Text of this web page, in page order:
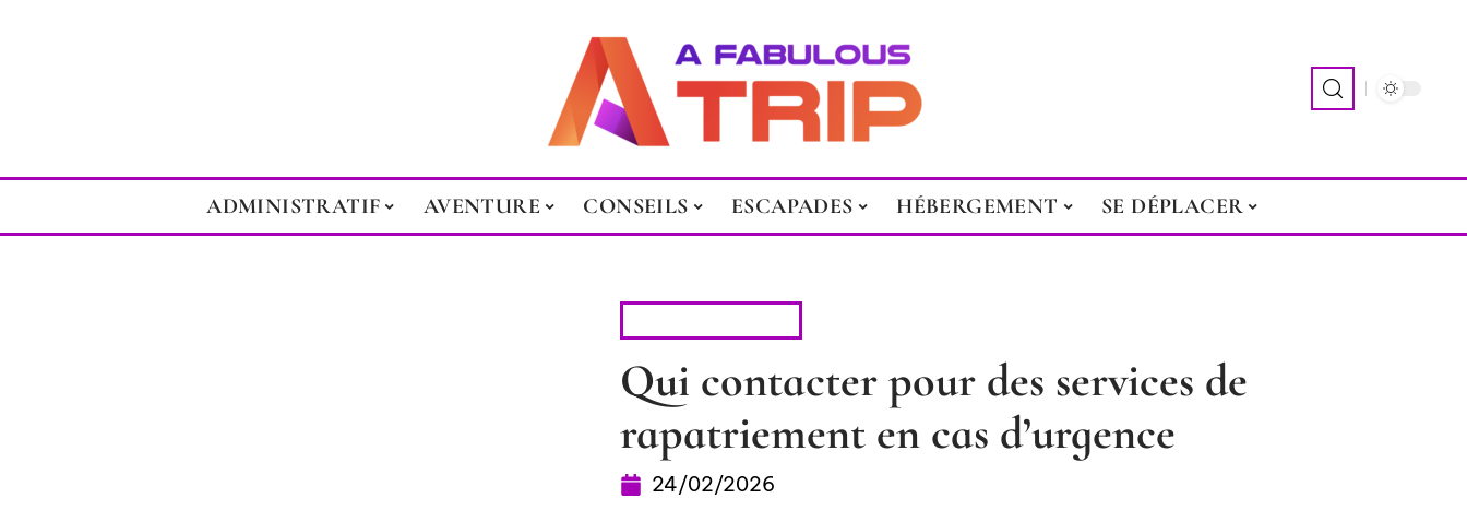
ADMINISTRATIF AVENTURE CONSEILS ESCAPADES HÉBERGEMENT SE DÉPLACER
Qui contacter pour des services de
rapatriement en cas d’urgence
24/02/2026